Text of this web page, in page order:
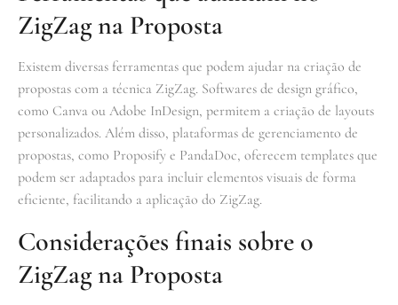
ZigZag na Proposta
Existem diversas ferramentas que podem ajudar na criação de
propostas com a técnica ZigZag. Softwares de design gráfico,
como Canva ou Adobe InDesign, permitem a criação de layouts
personalizados. Além disso, plataformas de gerenciamento de
propostas, como Proposify e PandaDoc, oferecem templates que
podem ser adaptados para incluir elementos visuais de forma
eficiente, facilitando a aplicação do ZigZag.
Considerações finais sobre o
ZigZag na Proposta